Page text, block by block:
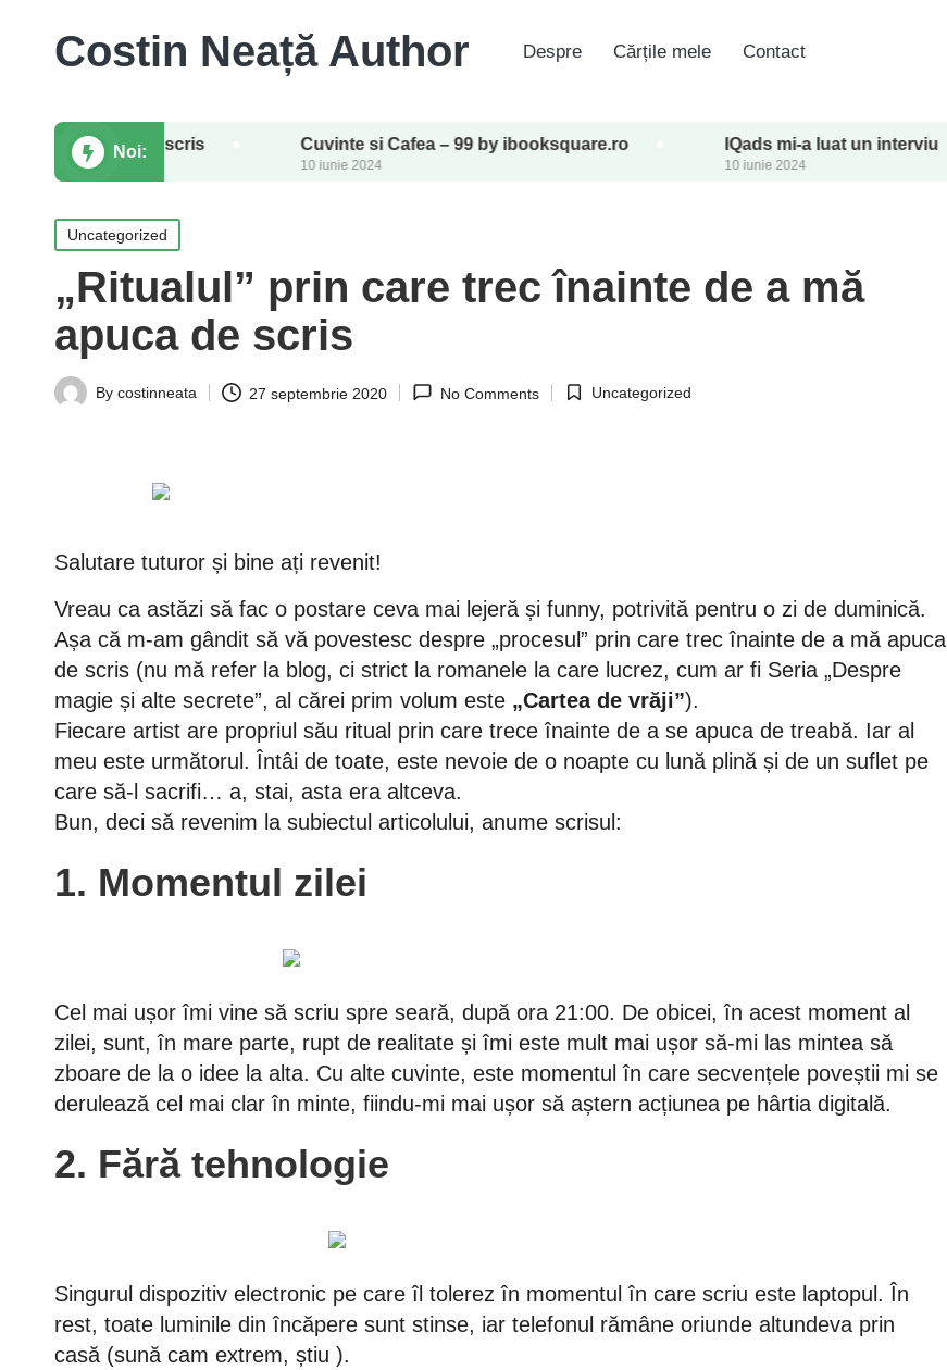
Costin Neață Author Despre Cărțile mele Contact
Noi:
Rutină de scris
18 iulie 2024
Cuvinte si Cafea – 99 by ibooksquare.ro
10 iunie 2024
IQads mi-a luat un interviu
10 iunie 2024
Posted
in
Uncategorized
„Ritualul” prin care trec înainte de a mă
apuca de scris
PostedBy costinneata 27 septembrie 2020 No Comments
PostedUncategorized
Salutare tuturor și bine ați revenit!
Vreau ca astăzi să fac o postare ceva mai lejeră și funny, potrivită pentru o zi de duminică.
Așa că m-am gândit să vă povestesc despre „procesul” prin care trec înainte de a mă apuca
de scris (nu mă refer la blog, ci strict la romanele la care lucrez, cum ar fi Seria „Despre
magie și alte secrete”, al cărei prim volum este „Cartea de vrăji”).
Fiecare artist are propriul său ritual prin care trece înainte de a se apuca de treabă. Iar al
meu este următorul. Întâi de toate, este nevoie de o noapte cu lună plină și de un suflet pe
care să-l sacrifi… a, stai, asta era altceva.
Bun, deci să revenim la subiectul articolului, anume scrisul:
1. Momentul zilei
Cel mai ușor îmi vine să scriu spre seară, după ora 21:00. De obicei, în acest moment al
zilei, sunt, în mare parte, rupt de realitate și îmi este mult mai ușor să-mi las mintea să
zboare de la o idee la alta. Cu alte cuvinte, este momentul în care secvențele poveștii mi se
derulează cel mai clar în minte, fiindu-mi mai ușor să aștern acțiunea pe hârtia digitală.
2. Fără tehnologie
Singurul dispozitiv electronic pe care îl tolerez în momentul în care scriu este laptopul. În
rest, toate luminile din încăpere sunt stinse, iar telefonul rămâne oriunde altundeva prin
casă (sună cam extrem, știu ).